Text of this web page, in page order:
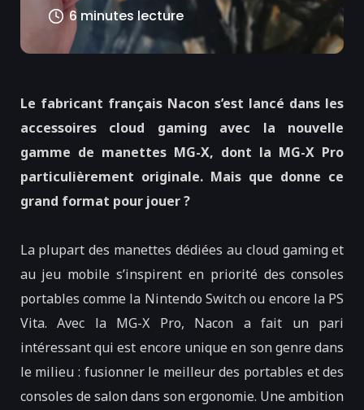
6 minutes lecture
Le fabricant français Nacon s’est lancé dans les
accessoires cloud gaming avec la nouvelle
gamme de manettes MG-X, dont la MG-X Pro
particulièrement originale. Mais que donne ce
grand format pour jouer ?
La plupart des manettes dédiées au cloud gaming et
au jeu mobile s’inspirent en priorité des consoles
portables comme la Nintendo Switch ou encore la PS
Vita. Avec la MG-X Pro, Nacon a fait un pari
intéressant qui est encore unique en son genre dans
le milieu : fusionner le meilleur des portables et des
consoles de salon dans son ergonomie. Une ambition